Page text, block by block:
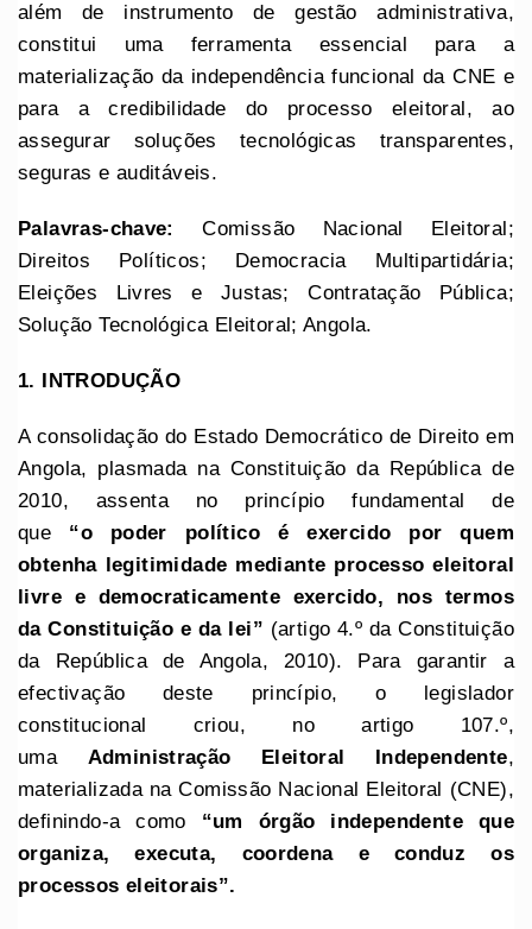
além de instrumento de gestão administrativa,
constitui uma ferramenta essencial para a
materialização da independência funcional da CNE e
para a credibilidade do processo eleitoral, ao
assegurar soluções tecnológicas transparentes,
seguras e auditáveis.
Palavras-chave:
Comissão Nacional Eleitoral;
Direitos Políticos; Democracia Multipartidária;
Eleições Livres e Justas; Contratação Pública;
Solução Tecnológica Eleitoral; Angola.
1. INTRODUÇÃO
A consolidação do Estado Democrático de Direito em
Angola, plasmada na Constituição da República de
2010, assenta no princípio fundamental de
que “o poder político é exercido por quem
obtenha legitimidade mediante processo eleitoral
livre e democraticamente exercido, nos termos
da Constituição e da lei” (artigo 4.º da Constituição
da República de Angola, 2010). Para garantir a
efectivação deste princípio, o legislador
constitucional criou, no artigo 107.º,
uma Administração Eleitoral Independente,
materializada na Comissão Nacional Eleitoral (CNE),
definindo-a como “um órgão independente que
organiza, executa, coordena e conduz os
processos eleitorais”.